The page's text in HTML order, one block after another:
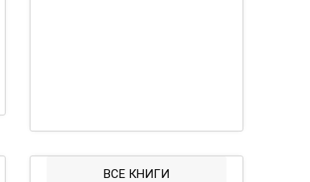
ВСЕ КНИГИ